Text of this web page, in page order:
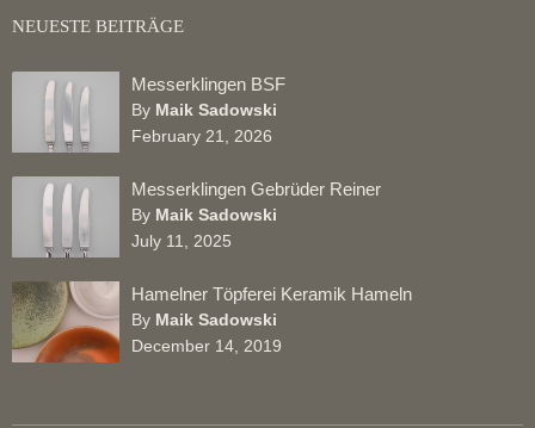
NEUESTE BEITRÄGE
Messerklingen BSF
By Maik Sadowski
February 21, 2026
Messerklingen Gebrüder Reiner
By Maik Sadowski
July 11, 2025
Hamelner Töpferei Keramik Hameln
By Maik Sadowski
December 14, 2019